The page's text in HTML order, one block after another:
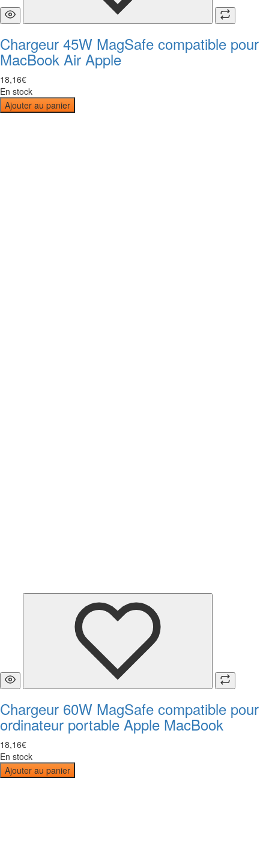
Chargeur 45W MagSafe compatible pour
MacBook Air Apple
18,16€
En stock
Ajouter au panier
Chargeur 60W MagSafe compatible pour
ordinateur portable Apple MacBook
18,16€
En stock
Ajouter au panier